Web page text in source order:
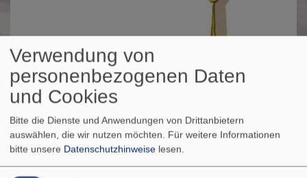
Verwendung von
personenbezogenen Daten
und Cookies
Bitte die Dienste und Anwendungen von Drittanbietern
auswählen, die wir nutzen möchten. Für weitere Informationen
bitte unsere Datenschutzhinweise lesen.